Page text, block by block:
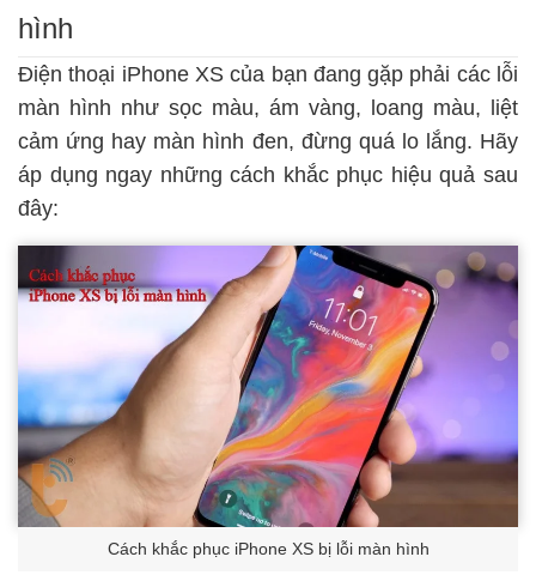
hình
Điện thoại iPhone XS của bạn đang gặp phải các lỗi
màn hình như sọc màu, ám vàng, loang màu, liệt
cảm ứng hay màn hình đen, đừng quá lo lắng. Hãy
áp dụng ngay những cách khắc phục hiệu quả sau
đây:
Cách khắc phục iPhone XS bị lỗi màn hình